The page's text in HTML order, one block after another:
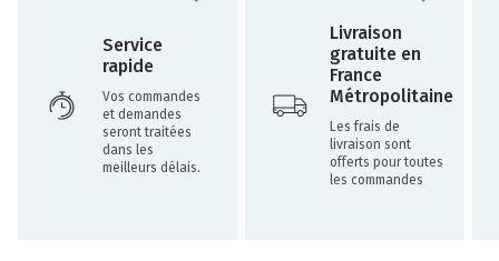
Service
rapide
Vos commandes
et demandes
seront traitées
dans les
meilleurs délais.
Livraison
gratuite en
France
Métropolitaine
Les frais de
livraison sont
offerts pour toutes
les commandes